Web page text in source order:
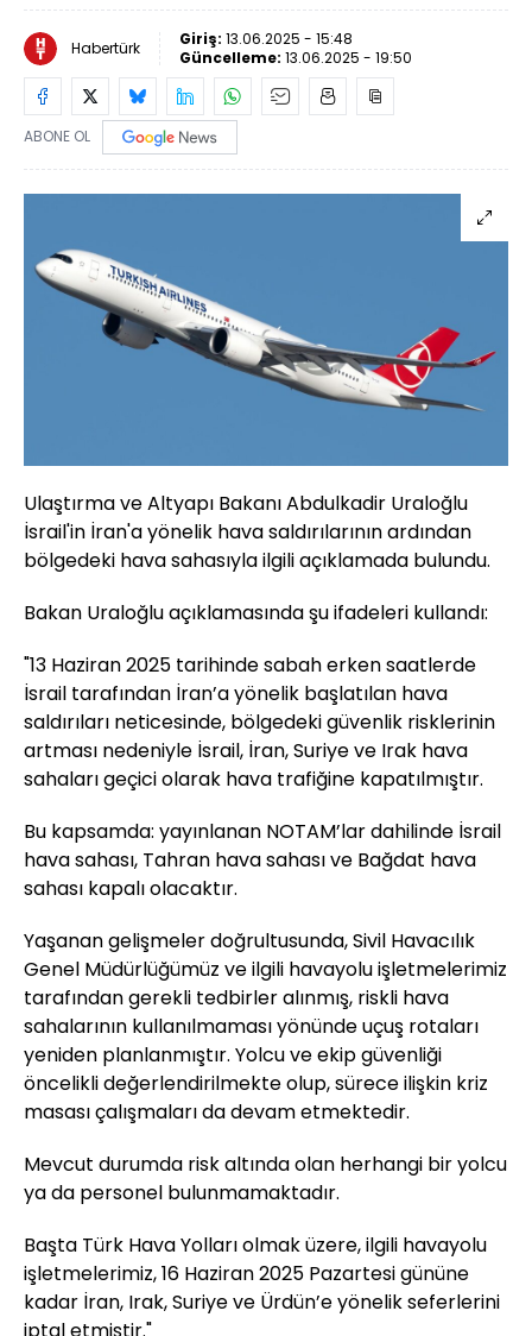
Habertürk Giriş: 13.06.2025 - 15:48
Güncelleme: 13.06.2025 - 19:50
ABONE OL
Ulaştırma ve Altyapı Bakanı Abdulkadir Uraloğlu
İsrail'in İran'a yönelik hava saldırılarının ardından
bölgedeki hava sahasıyla ilgili açıklamada bulundu.
Bakan Uraloğlu açıklamasında şu ifadeleri kullandı:
"13 Haziran 2025 tarihinde sabah erken saatlerde
İsrail tarafından İran’a yönelik başlatılan hava
saldırıları neticesinde, bölgedeki güvenlik risklerinin
artması nedeniyle İsrail, İran, Suriye ve Irak hava
sahaları geçici olarak hava trafiğine kapatılmıştır.
Bu kapsamda: yayınlanan NOTAM’lar dahilinde İsrail
hava sahası, Tahran hava sahası ve Bağdat hava
sahası kapalı olacaktır.
Yaşanan gelişmeler doğrultusunda, Sivil Havacılık
Genel Müdürlüğümüz ve ilgili havayolu işletmelerimiz
tarafından gerekli tedbirler alınmış, riskli hava
sahalarının kullanılmaması yönünde uçuş rotaları
yeniden planlanmıştır. Yolcu ve ekip güvenliği
öncelikli değerlendirilmekte olup, sürece ilişkin kriz
masası çalışmaları da devam etmektedir.
Mevcut durumda risk altında olan herhangi bir yolcu
ya da personel bulunmamaktadır.
Başta Türk Hava Yolları olmak üzere, ilgili havayolu
işletmelerimiz, 16 Haziran 2025 Pazartesi gününe
kadar İran, Irak, Suriye ve Ürdün’e yönelik seferlerini